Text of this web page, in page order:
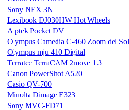
Sony NEX 3N
Lexibook DJ030HW Hot Wheels
Aiptek Pocket DV
Olympus Camedia C-460 Zoom del Sol
Olympus mju 410 Digital
Terratec TerraCAM 2move 1.3
Canon PowerShot A520
Casio QV-700
Minolta Dimage E323
Sony MVC-FD71